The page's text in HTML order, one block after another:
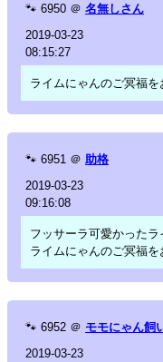
🐾 6950 ＠ 名無しさん
2019-03-23
08:15:27
ライムにゃんのご冥福を
🐾 6951 ＠ 助格
2019-03-23
09:16:08
フッサーラ可愛かった
ライムにゃんのご冥福を
🐾 6952 ＠ モモにゃん飼
2019-03-23